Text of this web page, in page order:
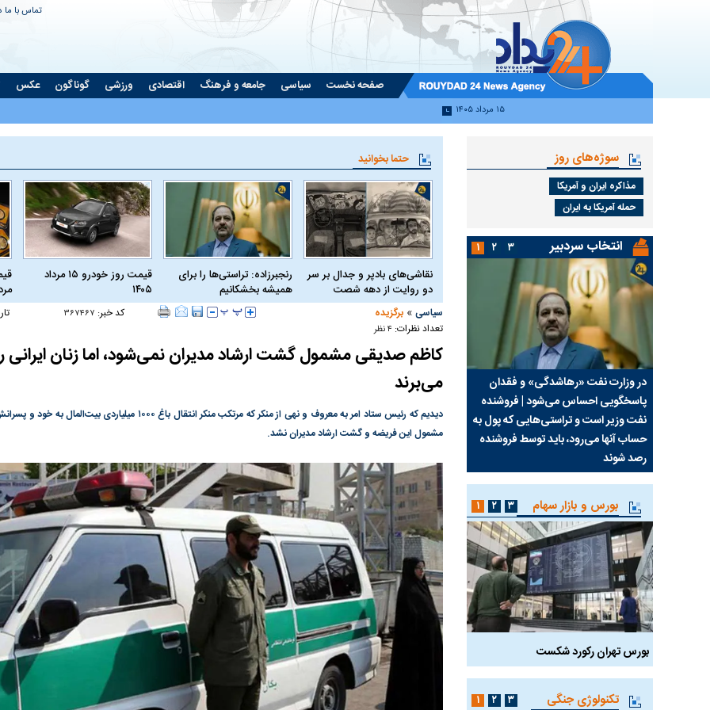
تماس با ما
صفحه نخست سیاسی جامعه و فرهنگ اقتصادی ورزشی گوناگون عکس
۱۵ مرداد ۱۴۰۵
حتما بخوانید
نقاشی‌های بادپر و جدال بر سر
دو روایت از دهه شصت
رنجبرزاده: تراستی‌ها را برای
همیشه بخشکانیم
قیمت روز خودرو ۱۵ مرداد
۱۴۰۵
سیاسی » برگزیده کد خبر: ۳۶۷۴۶۷
تعداد نظرات: ۴ نظر
کاظم صدیقی مشمول گشت ارشاد مدیران نمی‌شود، اما زنان ایرانی
می‌برند
دیدیم که رئیس ستاد امر به معروف و نهی از منکر که مرتکب منکر انتقال
مشمول این فریضه و گشت ارشاد مدیران نشد.
سوژه‌های روز
مذاکره ایران و آمریکا
حمله آمریکا به ایران
انتخاب سردبیر
در وزارت نفت «رهاشدگی» و فقدان
پاسخگویی احساس می‌شود | فروشنده
نفت وزیر است و تراستی‌هایی که پول به
حساب آنها می‌رود، باید توسط فروشنده
رصد شوند
چرا رویای آمریکایی سرنگونی رژیم و
پرده تجارت پهپاد‌ ۱۵۰۰ دلاری که
واشنگتن را زمین زد
نفت وزیر است و
رصد شوند
۱ ۲ ۳
بورس و بازار سهام
بورس تهران رکورد شکست سیگنال مثبت دیپلماسی به بورس پرواز ۱۰۰ هزار واحدی شاخص کل بورس بورس تهران
۱ ۲ ۳
تکنولوژی جنگی ۱ ۲ ۳